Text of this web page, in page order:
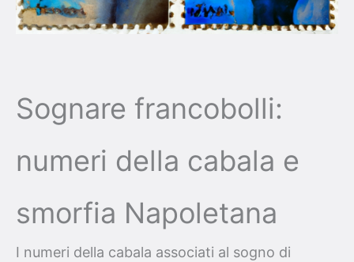
Sognare francobolli:
numeri della cabala e
smorfia Napoletana
I numeri della cabala associati al sogno di